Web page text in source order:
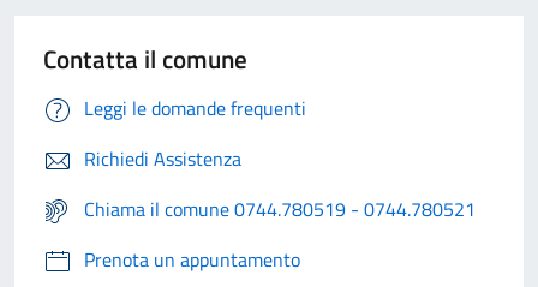
Contatta il comune
Leggi le domande frequenti
Richiedi Assistenza
Chiama il comune 0744.780519 - 0744.780521
Prenota un appuntamento